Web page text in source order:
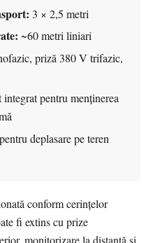
3 × 2,5 metri
~60 metri liniari
priză 380 V trifazic,
pentru menținerea
deplasare pe teren
conform cerințelor
fi extins cu prize
monitorizare la distanță și